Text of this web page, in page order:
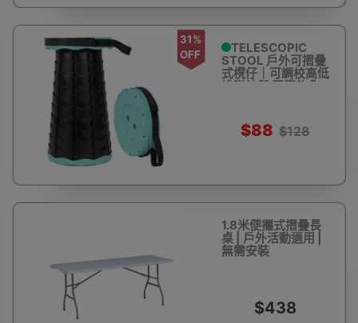
31%
OFF
TELESCOPIC
STOOL 戶外可摺疊
式櫈仔｜可調校高低
排隊神器 露營釣魚
$88 $128
1.8米便攜式摺疊長
桌 | 戶外活動適用 |
無需安裝
$438